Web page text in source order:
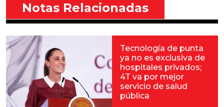
Notas Relacionadas
Tecnología de punta
ya no es exclusiva de
hospitales privados;
4T va por mejor
servicio de salud
pública